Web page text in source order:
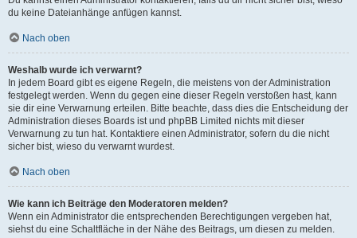
du keine Dateianhänge anfügen kannst.
Nach oben
Weshalb wurde ich verwarnt?
In jedem Board gibt es eigene Regeln, die meistens von der Administration
festgelegt werden. Wenn du gegen eine dieser Regeln verstoßen hast, kann
sie dir eine Verwarnung erteilen. Bitte beachte, dass dies die Entscheidung der
Administration dieses Boards ist und phpBB Limited nichts mit dieser
Verwarnung zu tun hat. Kontaktiere einen Administrator, sofern du die nicht
sicher bist, wieso du verwarnt wurdest.
Nach oben
Wie kann ich Beiträge den Moderatoren melden?
Wenn ein Administrator die entsprechenden Berechtigungen vergeben hat,
siehst du eine Schaltfläche in der Nähe des Beitrags, um diesen zu melden.